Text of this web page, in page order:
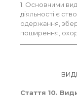
1. Основними
діяльності є
одержання,
поширення,
Стаття 10.